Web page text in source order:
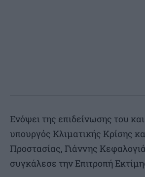
Ενόψει της επιδείνωσης του
υπουργός Κλιματικής Κρίσης
Προστασίας, Γιάννης
συγκάλεσε την Επιτροπή